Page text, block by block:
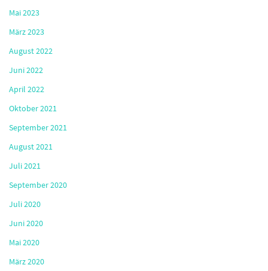
Mai 2023
März 2023
August 2022
Juni 2022
April 2022
Oktober 2021
September 2021
August 2021
Juli 2021
September 2020
Juli 2020
Juni 2020
Mai 2020
März 2020